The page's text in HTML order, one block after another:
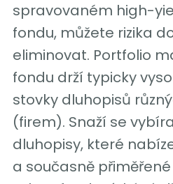
spravovaném high-
fondu, můžete rizika
eliminovat. Portfolio
fondu drží typicky
stovky dluhopisů
(firem). Snaží se
dluhopisy, které
a současně